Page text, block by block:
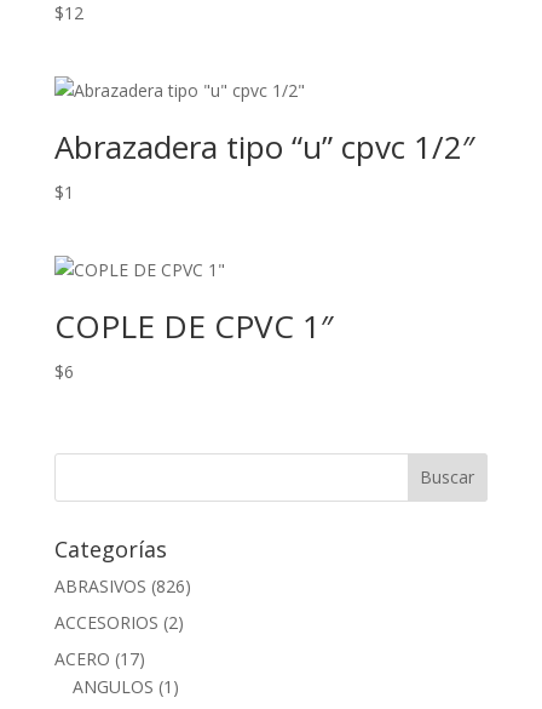
$12
Abrazadera tipo “u” cpvc 1/2″
$1
COPLE DE CPVC 1″
$6
Categorías
ABRASIVOS (826)
ACCESORIOS (2)
ACERO (17)
ANGULOS (1)